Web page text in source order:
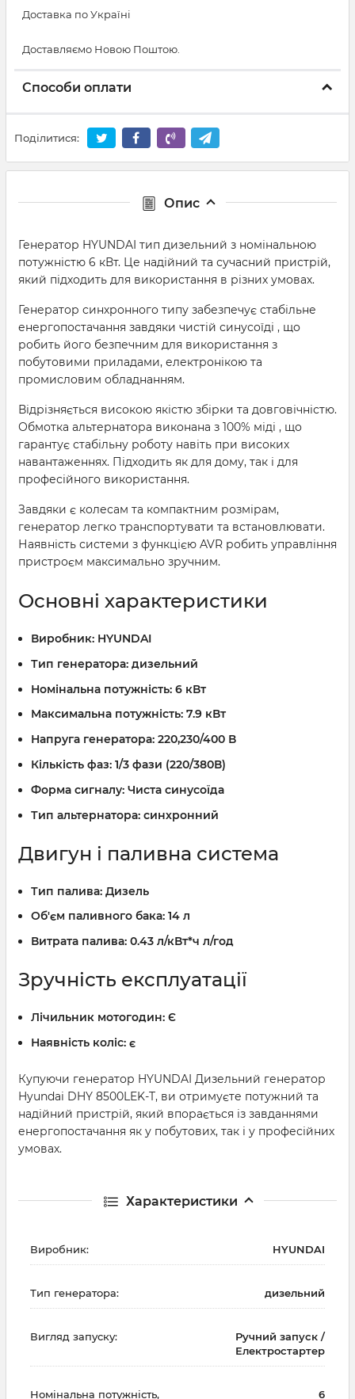
Доставка по Україні
Доставляємо Новою Поштою.
Способи оплати
Поділитися:
Опис
Генератор HYUNDAI тип дизельний з номінальною
потужністю 6 кВт. Це надійний та сучасний пристрій,
який підходить для використання в різних умовах.
Генератор синхронного типу забезпечує стабільне
енергопостачання завдяки чистій синусоїді , що
робить його безпечним для використання з
побутовими приладами, електронікою та
промисловим обладнанням.
Відрізняється високою якістю збірки та довговічністю.
Обмотка альтернатора виконана з 100% міді , що
гарантує стабільну роботу навіть при високих
навантаженнях. Підходить як для дому, так і для
професійного використання.
Завдяки є колесам та компактним розмірам,
генератор легко транспортувати та встановлювати.
Наявність системи з функцією AVR робить управління
пристроєм максимально зручним.
Основні характеристики
Виробник: HYUNDAI
Тип генератора: дизельний
Номінальна потужність: 6 кВт
Максимальна потужність: 7.9 кВт
Напруга генератора: 220,230/400 В
Кількість фаз: 1/3 фази (220/380В)
Форма сигналу: Чиста синусоїда
Тип альтернатора: синхронний
Двигун і паливна система
Тип палива: Дизель
Об'єм паливного бака: 14 л
Витрата палива: 0.43 л/кВт*ч л/год
Зручність експлуатації
Лічильник мотогодин: Є
Наявність коліс: є
Купуючи генератор HYUNDAI Дизельний генератор
Hyundai DHY 8500LEK-T, ви отримуєте потужний та
надійний пристрій, який впорається із завданнями
енергопостачання як у побутових, так і у професійних
умовах.
Характеристики
Виробник: HYUNDAI
Тип генератора: дизельний
Вигляд запуску:
Ручний запуск /
Електростартер
Номінальна потужність, 6